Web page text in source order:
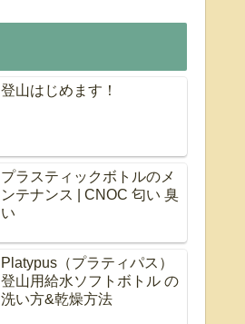
登山はじめます！
プラスティックボトルのメ
ンテナンス | CNOC 匂い 臭
い
Platypus（プラティパス）
登山用給水ソフトボトル の
洗い方&乾燥方法